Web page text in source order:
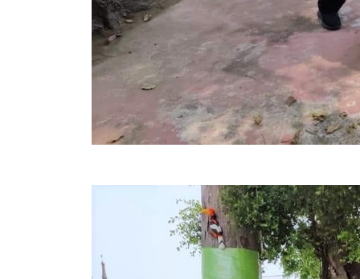
มาตรฐานกำหนดตำแหน่ง
VDO Present
ประกาศแผนการจัดซื้อจัดจ้าง
รายงานผลการจัดซื้อจัดจ้างประจำปีงบประมาณ
สรุปผลการดำเนินงานจัดซื้อจัดจ้างในรอบเดือน (สข